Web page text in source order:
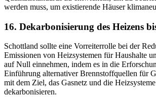
werden muss, um existierende Häuser
16. Dekarbonisierung des Heizens
Schottland sollte eine Vorreiterrolle bei der
Emissionen von Heizsystemen für Haushalte
auf Null einnehmen, indem es in die
Einführung alternativer Brennstoffquellen für
mit dem Ziel, das Gasnetz und die
dekarbonisieren.